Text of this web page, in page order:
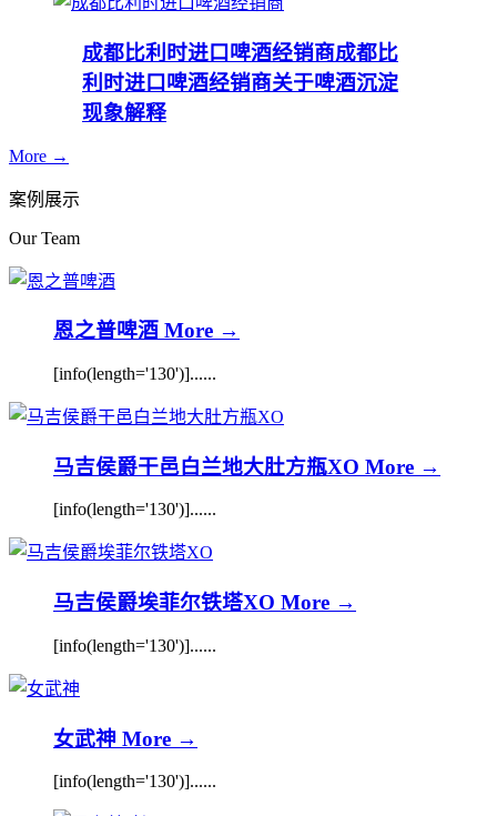
成都比利时进口啤酒经销商成都比
利时进口啤酒经销商关于啤酒沉淀
现象解释
More →
案例展示
Our Team
恩之普啤酒 More →
[info(length='130')]......
马吉侯爵干邑白兰地大肚方瓶XO More →
[info(length='130')]......
马吉侯爵埃菲尔铁塔XO More →
[info(length='130')]......
女武神 More →
[info(length='130')]......